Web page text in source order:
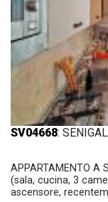
SV04668:
APPARTAMENTO A
(sala, cucina, 3
ascensore,